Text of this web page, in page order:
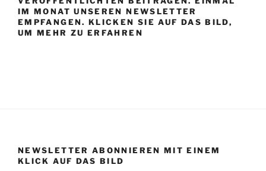
IM MONAT UNSEREN NEWSLETTER
EMPFANGEN. KLICKEN SIE AUF DAS BILD,
UM MEHR ZU ERFAHREN
NEWSLETTER ABONNIEREN MIT EINEM
KLICK AUF DAS BILD